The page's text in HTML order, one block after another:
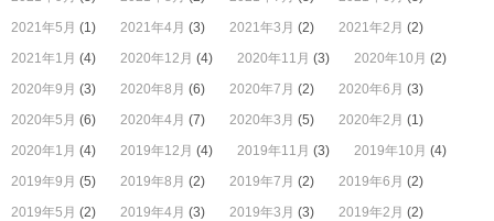
2021年5月 (1) 2021年4月 (3) 2021年3月 (2) 2021年2月 (2)
2021年1月 (4) 2020年12月 (4) 2020年11月 (3) 2020年10月 (2)
2020年9月 (3) 2020年8月 (6) 2020年7月 (2) 2020年6月 (3)
2020年5月 (6) 2020年4月 (7) 2020年3月 (5) 2020年2月 (1)
2020年1月 (4) 2019年12月 (4) 2019年11月 (3) 2019年10月 (4)
2019年9月 (5) 2019年8月 (2) 2019年7月 (2) 2019年6月 (2)
2019年5月 (2) 2019年4月 (3) 2019年3月 (3) 2019年2月 (2)